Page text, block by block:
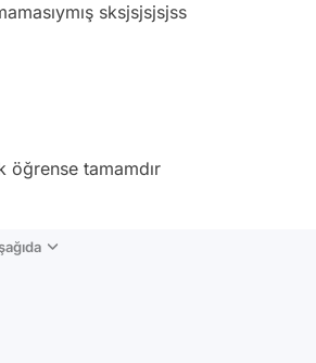
sksjsjsjsjss
öğrense tamamdır